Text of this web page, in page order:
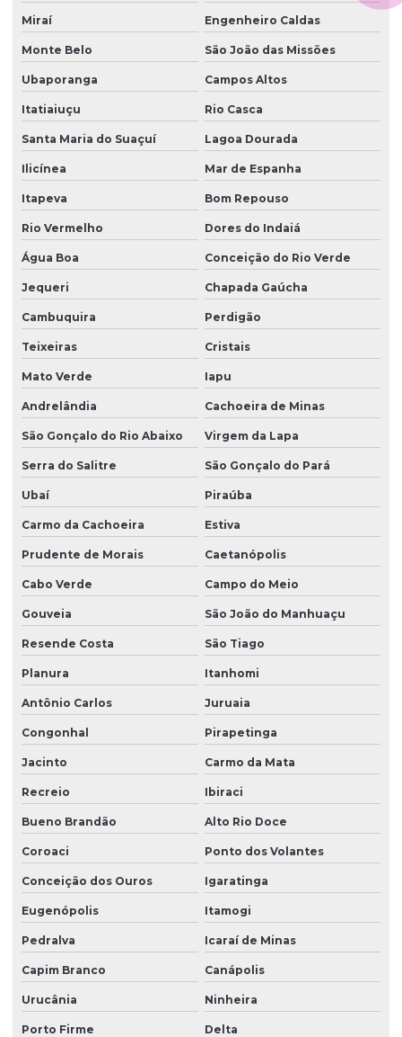
Miraí Engenheiro Caldas
Monte Belo São João das Missões
Ubaporanga Campos Altos
Itatiaiuçu Rio Casca
Santa Maria do Suaçuí Lagoa Dourada
Ilicínea Mar de Espanha
Itapeva Bom Repouso
Rio Vermelho Dores do Indaiá
Água Boa Conceição do Rio Verde
Jequeri Chapada Gaúcha
Cambuquira Perdigão
Teixeiras Cristais
Mato Verde Iapu
Andrelândia Cachoeira de Minas
São Gonçalo do Rio Abaixo Virgem da Lapa
Serra do Salitre São Gonçalo do Pará
Ubaí Piraúba
Carmo da Cachoeira Estiva
Prudente de Morais Caetanópolis
Cabo Verde Campo do Meio
Gouveia São João do Manhuaçu
Resende Costa São Tiago
Planura Itanhomi
Antônio Carlos Juruaia
Congonhal Pirapetinga
Jacinto Carmo da Mata
Recreio Ibiraci
Bueno Brandão Alto Rio Doce
Coroaci Ponto dos Volantes
Conceição dos Ouros Igaratinga
Eugenópolis Itamogi
Pedralva Icaraí de Minas
Capim Branco Canápolis
Urucânia Ninheira
Porto Firme Delta